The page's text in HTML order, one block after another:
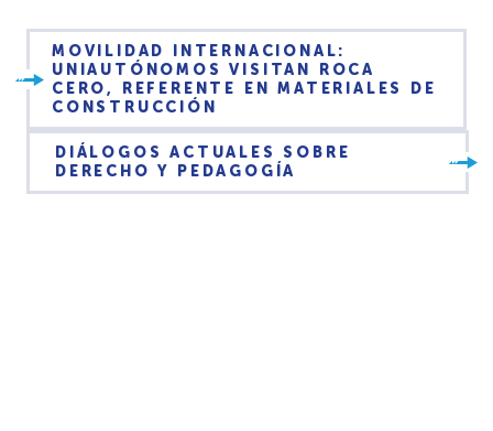
MOVILIDAD INTERNACIONAL:
UNIAUTÓNOMOS VISITAN ROCA
CERO, REFERENTE EN MATERIALES DE
CONSTRUCCIÓN
DIÁLOGOS ACTUALES SOBRE
DERECHO Y PEDAGOGÍA